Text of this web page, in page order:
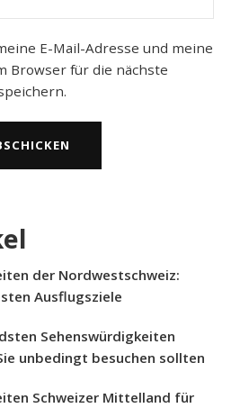
E-Mail-Adresse und meine
Browser für die nächste
der Nordwestschweiz:
Ausflugsziele
Sehenswürdigkeiten
unbedingt besuchen sollten
Schweizer Mittelland für